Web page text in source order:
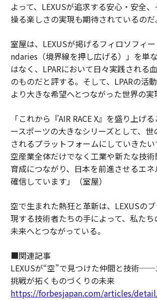
よって、LEXUSが追求する安心・安全
操る楽しさの実現も期待されているのだ
室屋は、LEXUSが掲げるフィロソフィ
ndaries（境界線を押し広げる）」を単
はなく、LPARにおいて日々実践される
のものだと評する。そして、LPARの活
より大きな希望へとつながった世界の実
「これから『AIR RACE X』を盛り上げ
ースポーツの大きなシリーズとして、世
されるプラットフォームにしていきた
空産業全体だけでなく工業や新たな技
育成につながり、日本を前進させるエネ
確信しています」（室屋）
空で生まれた熱狂と革新は、LEXUSの
現する技術者たちの手によって、私た
未来へとつながっている。
■関連記事
LEXUSが“空”で見つけた仲間と技術──
挑戦が拓くものづくりの未来
https://forbesjapan.com/articles/